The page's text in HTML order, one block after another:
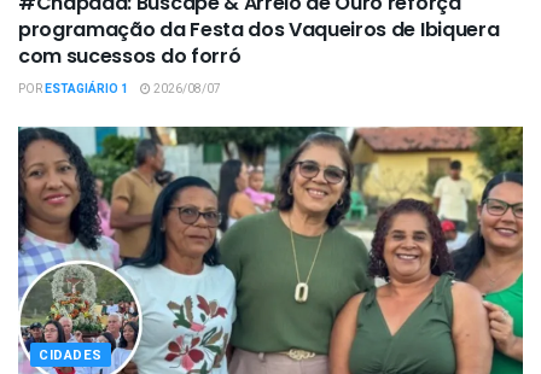
programação da Festa dos Vaqueiros de Ibiquera
com sucessos do forró
PORESTAGIÁRIO 1 2026/08/07
CIDADES